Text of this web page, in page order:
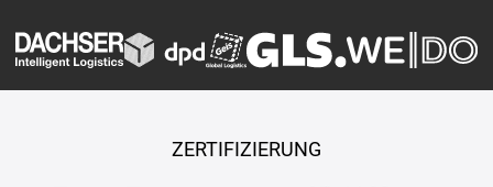
ZERTIFIZIERUNG